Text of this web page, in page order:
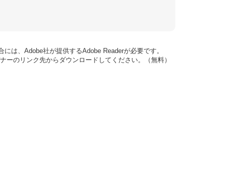
は、Adobe社が提供するAdobe Readerが必要です。
ーのリンク先からダウンロードしてください。（無料）